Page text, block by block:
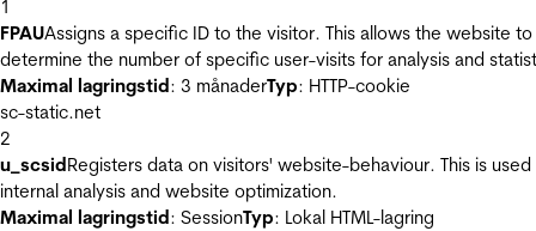
1
FPAUAssigns a specific ID to the visitor. This allows the website to
determine the number of specific user-visits for analysis and
Maximal lagringstid: 3 månaderTyp: HTTP-cookie
sc-static.net
2
u_scsidRegisters data on visitors' website-behaviour. This is
internal analysis and website optimization.
Maximal lagringstid: SessionTyp: Lokal HTML-lagring